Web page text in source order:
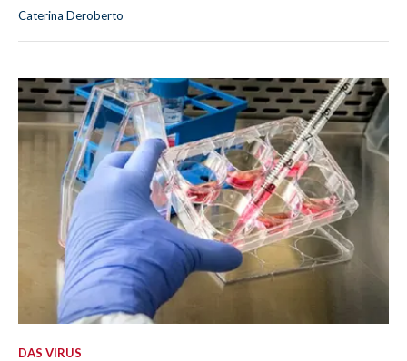
Caterina Deroberto
DAS VIRUS